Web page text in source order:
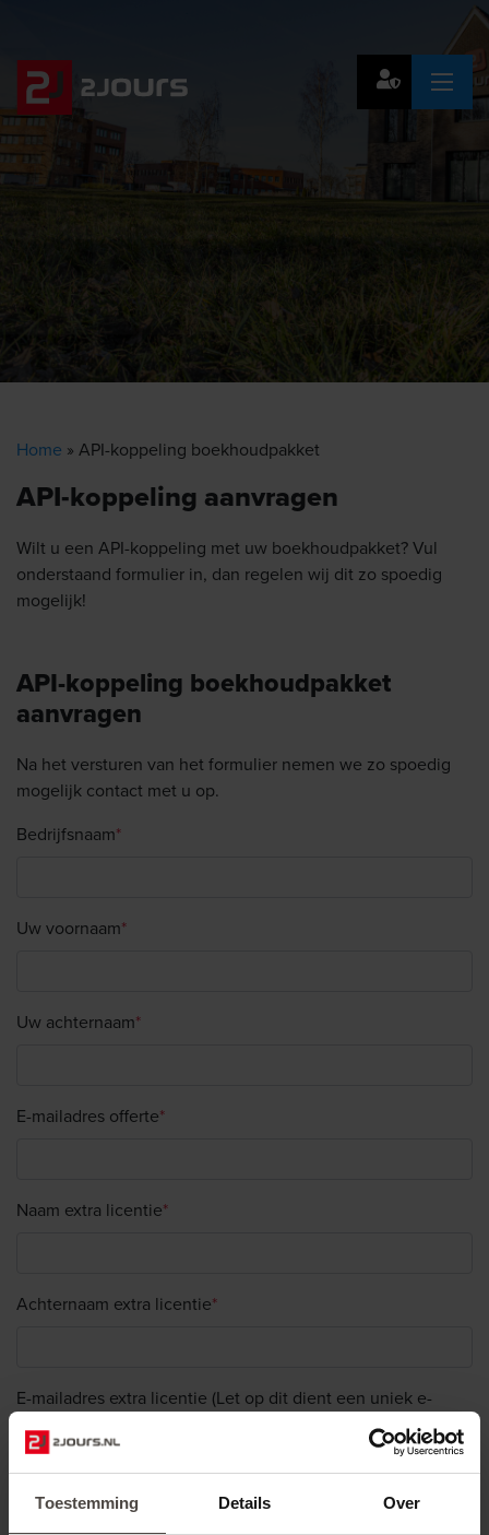
Toestemming Details Over
Home » API-koppeling boekhoudpakket
API-koppeling aanvragen
Wilt u een API-koppeling met uw boekhoudpakket? Vul
onderstaand formulier in, dan regelen wij dit zo spoedig
mogelijk!
API-koppeling boekhoudpakket
aanvragen
Na het versturen van het formulier nemen we zo spoedig
mogelijk contact met u op.
Bedrijfsnaam*
Uw voornaam*
Uw achternaam*
E-mailadres offerte*
Naam extra licentie*
Achternaam extra licentie*
E-mailadres extra licentie (Let op dit dient een uniek e-
mailadres te zijn!)
Telefoon extra licentie